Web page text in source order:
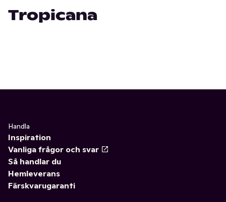
Tropicana
Handla
Inspiration
Vanliga frågor och svar
Så handlar du
Hemleverans
Färskvarugaranti